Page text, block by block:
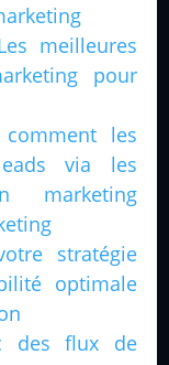
meilleures
pour
les
via les
marketing
stratégie
optimale
des flux de